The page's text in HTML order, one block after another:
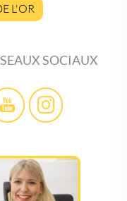
L'OR
SOCIAUX